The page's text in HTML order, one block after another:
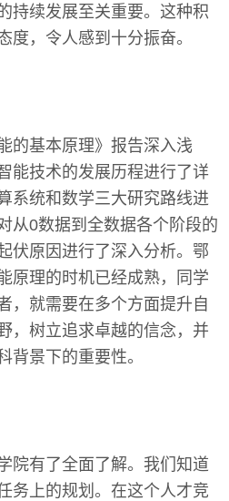
持续发展至关重要。这种积
度，令人感到十分振奋。
的基本原理》报告深入浅
能技术的发展历程进行了详
系统和数学三大研究路线进
从0数据到全数据各个阶段的
伏原因进行了深入分析。鄂
原理的时机已经成熟，同学
，就需要在多个方面提升自
，树立追求卓越的信念，并
背景下的重要性。
院有了全面了解。我们知道
务上的规划。在这个人才竞